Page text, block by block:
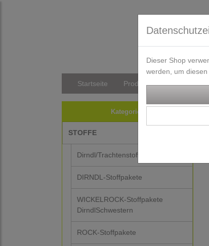
Startseite Produkte
Kategorien
STOFFE
Dirndl/Trachtenstoffe
DIRNDL-Stoffpakete
WICKELROCK-Stoffpakete
DirndlSchwestern
ROCK-Stoffpakete
Dieser Shop
werden, um